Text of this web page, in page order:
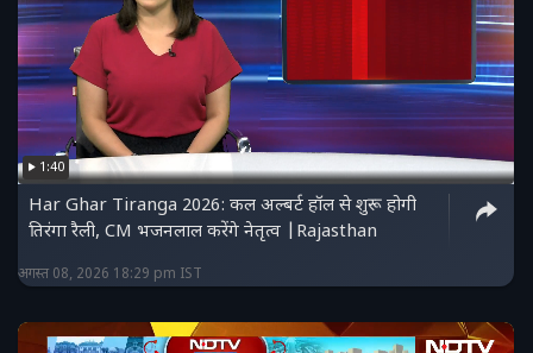
1:40
Har Ghar Tiranga 2026: कल अल्बर्ट हॉल से शुरू होगी
तिरंगा रैली, CM भजनलाल करेंगे नेतृत्व |Rajasthan
अगस्त 08, 2026 18:29 pm IST